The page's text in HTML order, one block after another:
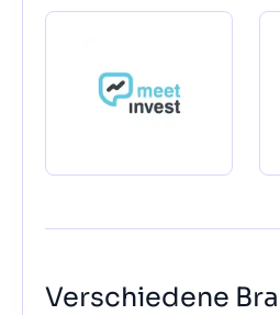
Verschiedene